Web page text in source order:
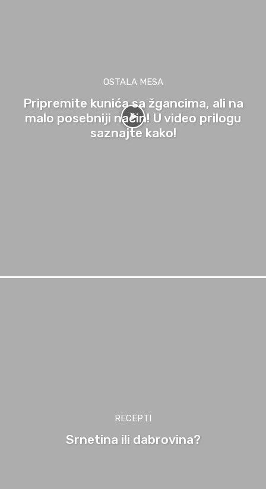
OSTALA MESA
Pripremite kunića sa žgancima, ali na
malo posebniji način! U video prilogu
saznajte kako!
RECEPTI
Srnetina ili dabrovina?